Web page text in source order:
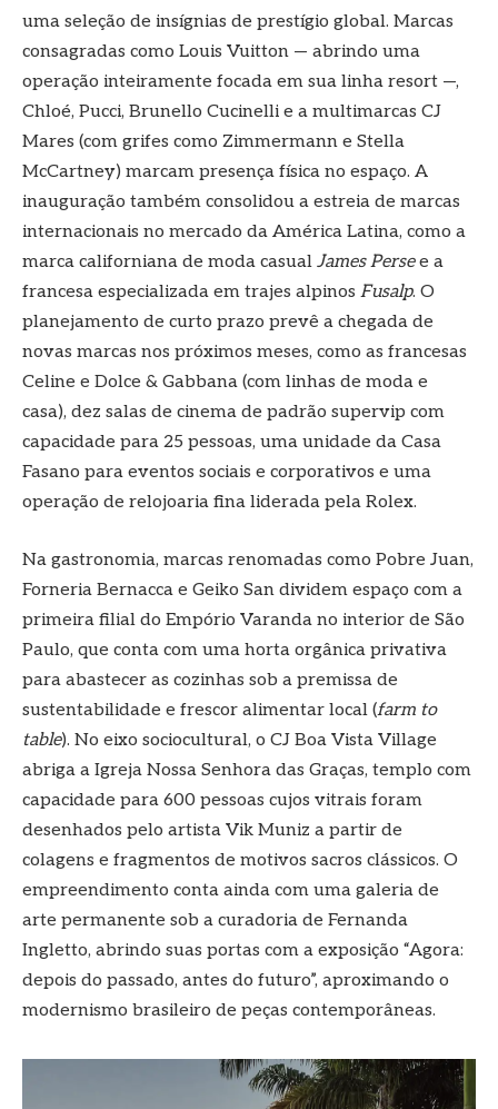
uma seleção de insígnias de prestígio global. Marcas
consagradas como Louis Vuitton — abrindo uma
operação inteiramente focada em sua linha resort —,
Chloé, Pucci, Brunello Cucinelli e a multimarcas CJ
Mares (com grifes como Zimmermann e Stella
McCartney) marcam presença física no espaço. A
inauguração também consolidou a estreia de marcas
internacionais no mercado da América Latina, como a
marca californiana de moda casual James Persee a
francesa especializada em trajes alpinos Fusalp. O
planejamento de curto prazo prevê a chegada de
novas marcas nos próximos meses, como as francesas
Celine e Dolce & Gabbana (com linhas de moda e
casa), dez salas de cinema de padrão supervip com
capacidade para 25 pessoas, uma unidade da Casa
Fasano para eventos sociais e corporativos e uma
operação de relojoaria fina liderada pela Rolex.
Na gastronomia, marcas renomadas como Pobre Juan,
Forneria Bernacca e Geiko San dividem espaço com a
primeira filial do Empório Varanda no interior de São
Paulo, que conta com uma horta orgânica privativa
para abastecer as cozinhas sob a premissa de
sustentabilidade e frescor alimentar local (farm to
table). No eixo sociocultural, o CJ Boa Vista Village
abriga a Igreja Nossa Senhora das Graças, templo com
capacidade para 600 pessoas cujos vitrais foram
desenhados pelo artista Vik Muniz a partir de
colagens e fragmentos de motivos sacros clássicos. O
empreendimento conta ainda com uma galeria de
arte permanente sob a curadoria de Fernanda
Ingletto, abrindo suas portas com a exposição “Agora:
depois do passado, antes do futuro”, aproximando o
modernismo brasileiro de peças contemporâneas.